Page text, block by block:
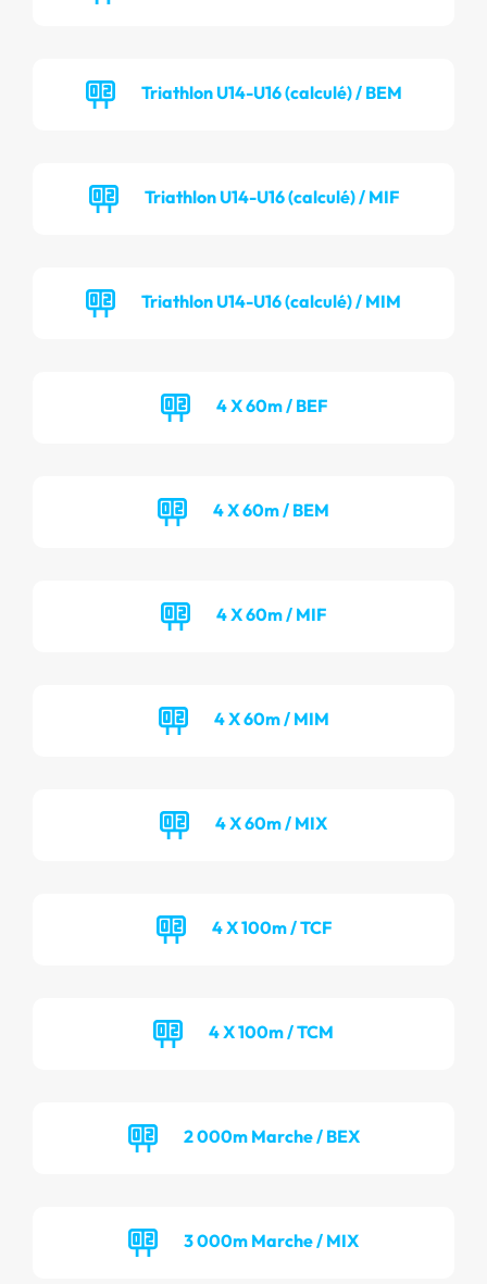
Triathlon U14-U16 (calculé) / BEM
Triathlon U14-U16 (calculé) / MIF
Triathlon U14-U16 (calculé) / MIM
4 X 60m / BEF
4 X 60m / BEM
4 X 60m / MIF
4 X 60m / MIM
4 X 60m / MIX
4 X 100m / TCF
4 X 100m / TCM
2 000m Marche / BEX
3 000m Marche / MIX